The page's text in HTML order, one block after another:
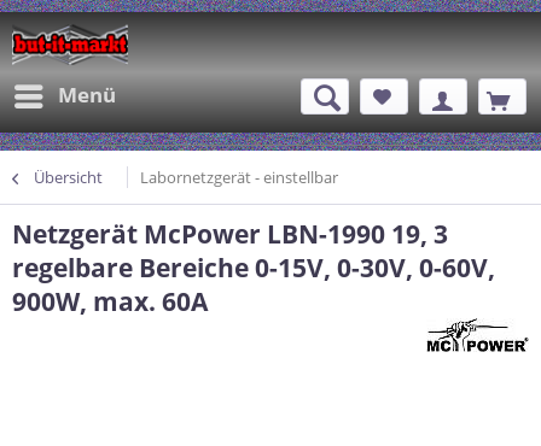
Menü
Übersicht Labornetzgerät - einstellbar
Netzgerät McPower LBN-1990 19, 3
regelbare Bereiche 0-15V, 0-30V, 0-60V,
900W, max. 60A